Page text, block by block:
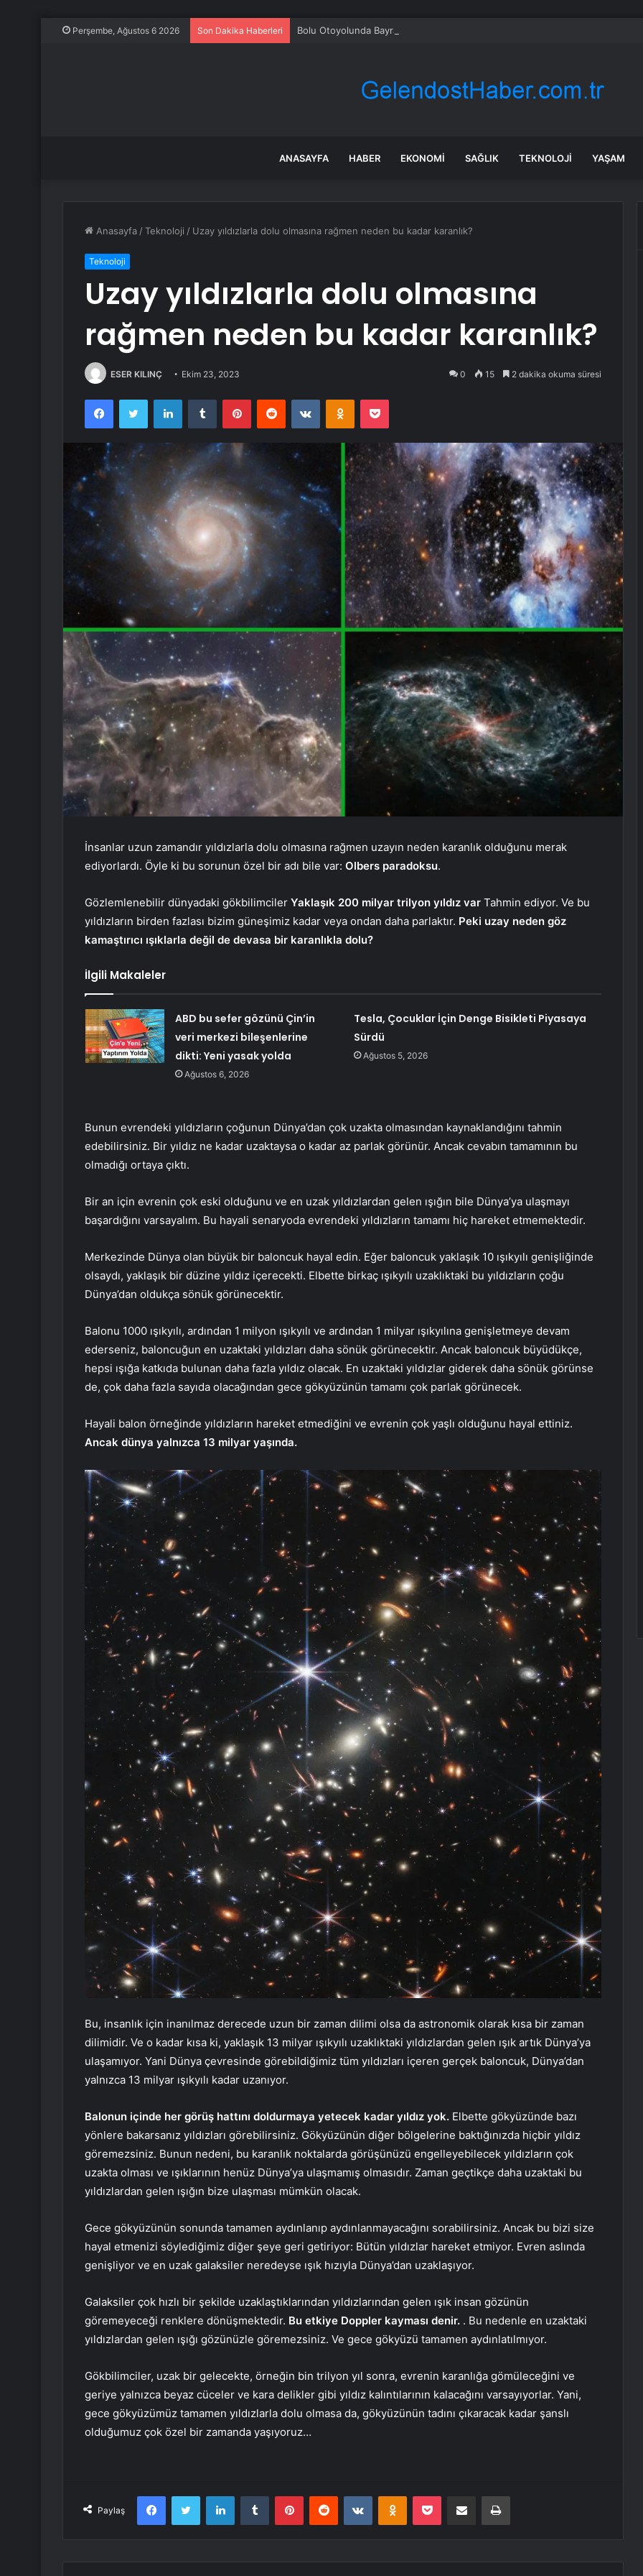
Perşembe, Ağustos 6 2026 Son Dakika Haberleri Bolu Otoyolunda Bayram Hareketliliği
ANASAYFA HABER EKONOMI SAĞLIK TEKNOLOJI YAŞAM
Anasayfa /Teknoloji / Uzay yıldızlarla dolu olmasına rağmen neden bu kadar karanlık?
Teknoloji
Uzay yıldızlarla dolu olmasına
rağmen neden bu kadar karanlık?
ESER KILINÇ Ekim 23, 2023 0 15 2 dakika okuma süresi
FacebookTwitter LinkedInTumblr PinterestReddit VKontakteOdnoklassniki
Pocket
İnsanlar uzun zamandır yıldızlarla dolu olmasına rağmen uzayın neden karanlık olduğunu merak
ediyorlardı. Öyle ki bu sorunun özel bir adı bile var: Olbers paradoksu.
Gözlemlenebilir dünyadaki gökbilimciler Yaklaşık 200 milyar trilyon yıldız var Tahmin ediyor. Ve bu
yıldızların birden fazlası bizim güneşimiz kadar veya ondan daha parlaktır. Peki uzay neden göz
kamaştırıcı ışıklarla değil de devasa bir karanlıkla dolu?
İlgili Makaleler
ABD bu sefer gözünü Çin’in
veri merkezi bileşenlerine
dikti: Yeni yasak yolda
Ağustos 6, 2026
Tesla, Çocuklar İçin Denge Bisikleti Piyasaya
Sürdü
Ağustos 5, 2026
Bunun evrendeki yıldızların çoğunun Dünya’dan çok uzakta olmasından kaynaklandığını tahmin
edebilirsiniz. Bir yıldız ne kadar uzaktaysa o kadar az parlak görünür. Ancak cevabın tamamının bu
olmadığı ortaya çıktı.
Bir an için evrenin çok eski olduğunu ve en uzak yıldızlardan gelen ışığın bile Dünya’ya ulaşmayı
başardığını varsayalım. Bu hayali senaryoda evrendeki yıldızların tamamı hiç hareket etmemektedir.
Merkezinde Dünya olan büyük bir baloncuk hayal edin. Eğer baloncuk yaklaşık 10 ışıkyılı genişliğinde
olsaydı, yaklaşık bir düzine yıldız içerecekti. Elbette birkaç ışıkyılı uzaklıktaki bu yıldızların çoğu
Dünya’dan oldukça sönük görünecektir.
Balonu 1000 ışıkyılı, ardından 1 milyon ışıkyılı ve ardından 1 milyar ışıkyılına genişletmeye devam
ederseniz, baloncuğun en uzaktaki yıldızları daha sönük görünecektir. Ancak baloncuk büyüdükçe,
hepsi ışığa katkıda bulunan daha fazla yıldız olacak. En uzaktaki yıldızlar giderek daha sönük görünse
de, çok daha fazla sayıda olacağından gece gökyüzünün tamamı çok parlak görünecek.
Hayali balon örneğinde yıldızların hareket etmediğini ve evrenin çok yaşlı olduğunu hayal ettiniz.
Ancak dünya yalnızca 13 milyar yaşında.
Bu, insanlık için inanılmaz derecede uzun bir zaman dilimi olsa da astronomik olarak kısa bir zaman
dilimidir. Ve o kadar kısa ki, yaklaşık 13 milyar ışıkyılı uzaklıktaki yıldızlardan gelen ışık artık Dünya’ya
ulaşamıyor. Yani Dünya çevresinde görebildiğimiz tüm yıldızları içeren gerçek baloncuk, Dünya’dan
yalnızca 13 milyar ışıkyılı kadar uzanıyor.
Balonun içinde her görüş hattını doldurmaya yetecek kadar yıldız yok. Elbette gökyüzünde bazı
yönlere bakarsanız yıldızları görebilirsiniz. Gökyüzünün diğer bölgelerine baktığınızda hiçbir yıldız
göremezsiniz. Bunun nedeni, bu karanlık noktalarda görüşünüzü engelleyebilecek yıldızların çok
uzakta olması ve ışıklarının henüz Dünya’ya ulaşmamış olmasıdır. Zaman geçtikçe daha uzaktaki bu
yıldızlardan gelen ışığın bize ulaşması mümkün olacak.
Gece gökyüzünün sonunda tamamen aydınlanıp aydınlanmayacağını sorabilirsiniz. Ancak bu bizi size
hayal etmenizi söylediğimiz diğer şeye geri getiriyor: Bütün yıldızlar hareket etmiyor. Evren aslında
genişliyor ve en uzak galaksiler neredeyse ışık hızıyla Dünya’dan uzaklaşıyor.
Galaksiler çok hızlı bir şekilde uzaklaştıklarından yıldızlarından gelen ışık insan gözünün
göremeyeceği renklere dönüşmektedir. Bu etkiye Doppler kayması denir. . Bu nedenle en uzaktaki
yıldızlardan gelen ışığı gözünüzle göremezsiniz. Ve gece gökyüzü tamamen aydınlatılmıyor.
Gökbilimciler, uzak bir gelecekte, örneğin bin trilyon yıl sonra, evrenin karanlığa gömüleceğini ve
geriye yalnızca beyaz cüceler ve kara delikler gibi yıldız kalıntılarının kalacağını varsayıyorlar. Yani,
gece gökyüzümüz tamamen yıldızlarla dolu olmasa da, gökyüzünün tadını çıkaracak kadar şanslı
olduğumuz çok özel bir zamanda yaşıyoruz…
Paylaş
FacebookTwitter LinkedInTumblr PinterestReddit VKontakteOdnoklassniki
Pocket E-Posta ile paylaş Yazdır